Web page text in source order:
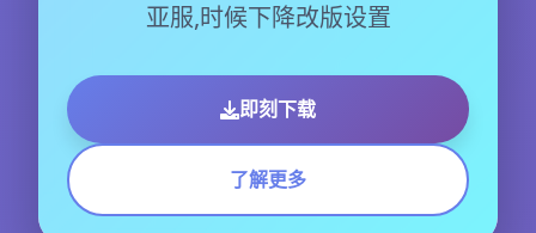
亚服,时候下降改版设置
即刻下载
了解更多